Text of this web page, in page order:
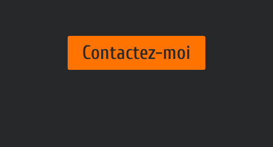
Contactez-moi